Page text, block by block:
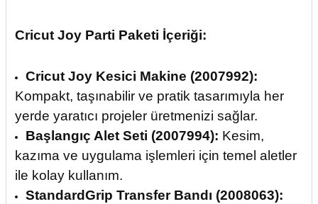
Cricut Joy Parti Paketi İçeriği:
Cricut Joy Kesici Makine (2007992):
Kompakt, taşınabilir ve pratik tasarımıyla her
yerde yaratıcı projeler üretmenizi sağlar.
Başlangıç Alet Seti (2007994): Kesim,
kazıma ve uygulama işlemleri için temel aletler
ile kolay kullanım.
StandardGrip Transfer Bandı (2008063):